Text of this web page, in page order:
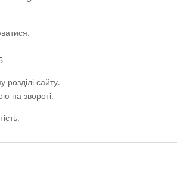
сайту.
на звороті.